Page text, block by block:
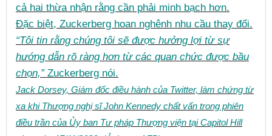
cả hai thừa nhận rằng cần phải minh bạch hơn.
Đặc biệt, Zuckerberg hoan nghênh nhu cầu thay đổi.
“Tôi tin rằng chúng tôi sẽ được hưởng lợi từ sự
hướng dẫn rõ ràng hơn từ các quan chức được bầu
chọn,” Zuckerberg nói.
Jack Dorsey, Giám đốc điều hành của Twitter, làm chứng từ
xa khi Thượng nghị sĩ John Kennedy chất vấn trong phiên
điều trần của Ủy ban Tư pháp Thượng viện tại Capitol Hill